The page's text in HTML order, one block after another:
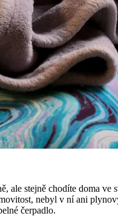
ale stejně chodíte doma ve
nebyl v ní ani
čerpadlo.